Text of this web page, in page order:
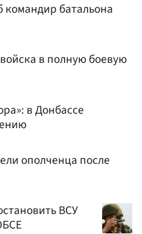
командир батальона
в полную боевую
в Донбассе
ополченца после
ВСУ